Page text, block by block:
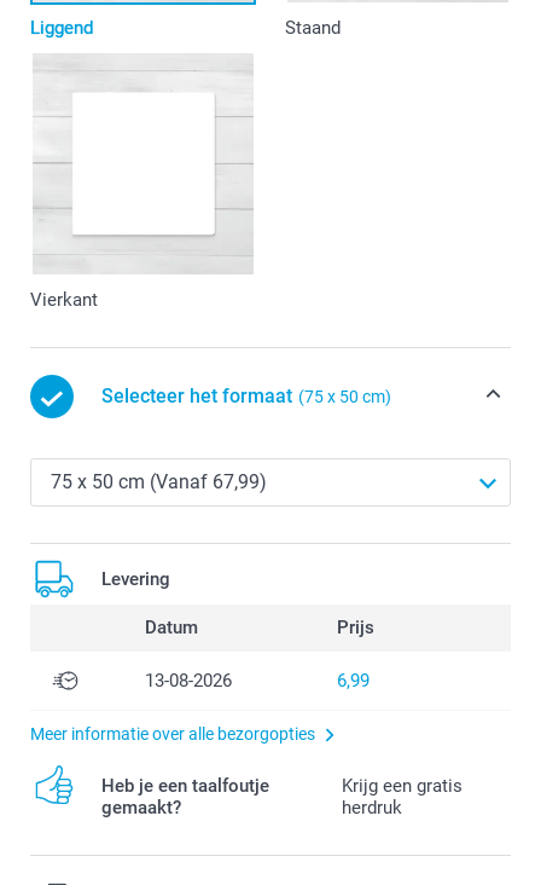
Liggend Staand
Vierkant
Selecteer het formaat (75 x 50 cm)
Levering
Datum Prijs
13-08-2026 6,99
Meer informatie over alle bezorgopties
Heb je een taalfoutje
gemaakt?
Krijg een gratis
herdruk